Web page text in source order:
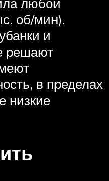
об/мин).
и
решают
в пределах
низкие